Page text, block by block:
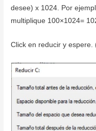
desee) x 1024. Por
multiplique 100×1024=
Click en reducir y espere.